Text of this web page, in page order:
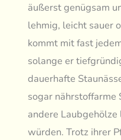
äußerst genügsam
lehmig, leicht sauer
kommt mit fast
solange er
dauerhafte
sogar nährstoffarme
andere
würden. Trotz ihrer